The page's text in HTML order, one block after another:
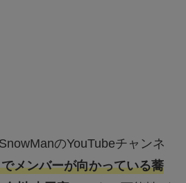
のYouTubeチャンネ
メンバーが向かっている蕎